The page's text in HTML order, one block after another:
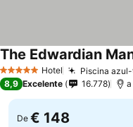
5 Estrelas Hotel Piscina
8,9 Excelente 16.778
De € 148